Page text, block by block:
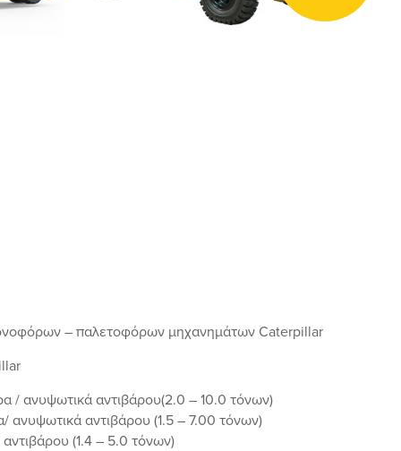
– παλετοφόρων μηχανημάτων Caterpillar
/ ανυψωτικά αντιβάρου(2.0 – 10.0 τόνων)
ανυψωτικά αντιβάρου (1.5 – 7.00 τόνων)
(1.4 – 5.0 τόνων)